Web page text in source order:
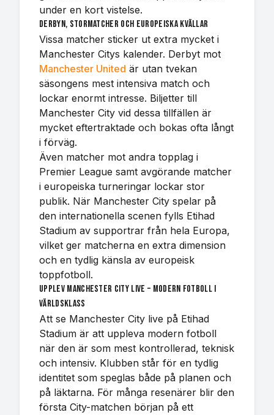
under en kort vistelse.
Derbyn, stormatcher och europeiska kvällar
Vissa matcher sticker ut extra mycket i
Manchester Citys kalender. Derbyt mot
Manchester United är utan tvekan
säsongens mest intensiva match och
lockar enormt intresse. Biljetter till
Manchester City vid dessa tillfällen är
mycket eftertraktade och bokas ofta långt
i förväg.
Även matcher mot andra topplag i
Premier League samt avgörande matcher
i europeiska turneringar lockar stor
publik. När Manchester City spelar på
den internationella scenen fylls Etihad
Stadium av supportrar från hela Europa,
vilket ger matcherna en extra dimension
och en tydlig känsla av europeisk
toppfotboll.
Upplev Manchester City live – modern fotboll i
världsklass
Att se Manchester City live på Etihad
Stadium är att uppleva modern fotboll
när den är som mest kontrollerad, teknisk
och intensiv. Klubben står för en tydlig
identitet som speglas både på planen och
på läktarna. För många resenärer blir den
första City-matchen början på ett